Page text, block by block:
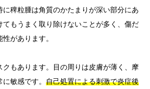
に稗粒腫は角質のかたまりが深い部分にあ
てもうまく取り除けないことが多く、傷だ
があります。
クもあります。目の周りは皮膚が薄く、摩
敏感です。 自己処置による刺激で炎症後